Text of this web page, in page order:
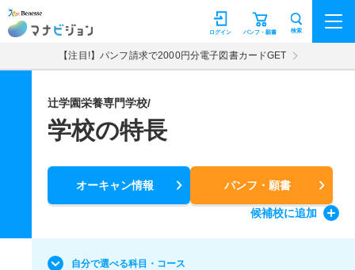
マナビジョン パンフ・願書
ログイン 検索
【注目!】パンフ請求で2000円分電子図書カードGET
辻学園栄養専門学校/
学校の特長
オーキャン情報 パンフ・願書
候補校に追加
自分で選べる科目・コース